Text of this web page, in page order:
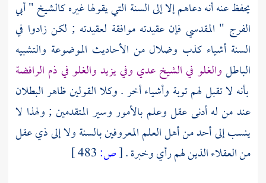
يحفظ عنه أنه دعاهم إلا إلى السنة التي يقولها غيره كالشيخ "أبي
الفرج " المقدسي فإن عقيدته موافقة لعقيدته ; لكن زادوا في
السنة أشياء كذب وضلال من الأحاديث الموضوعة والتشبيه
الباطلوالغلو فيالشيخ عدي وفييزيدوالغلو في ذم الرافضة
بأنه لا تقبل لهم توبة وأشياء أخر . وكلا القولين ظاهر البطلان
عند من له أدنى عقل وعلم بالأمور وسير المتقدمين ; ولهذا لا
ينسب إلى أحد من أهل العلم المعروفين بالسنة ولا إلى ذي عقل
من العقلاء الذين لهم رأي وخبرة .[ص: